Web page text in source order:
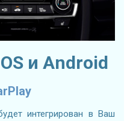
и Android
интегрирован в Ваш